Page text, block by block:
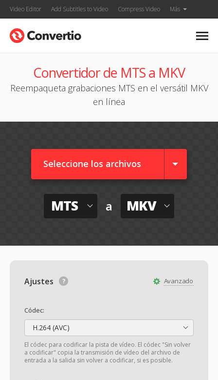
Video Editor Add Subtitles to Video Compress Video Más
Convertidor de MTS a MKV
Reempaqueta grabaciones MTS en el versátil MKV
en línea
Seleccione los archivos
MTS a MKV
Avanzado
Ajustes
Códec:
H.264 (AVC)
El códec para codificar la pista de vídeo. El códec "Sin volver
a codificar" copia la transmisión de vídeo del archivo de
entrada a la salida sin volver a codificar, si es posible.